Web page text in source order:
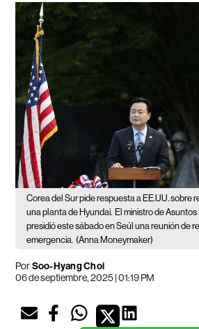
Corea del Sur pide respuesta a EE.UU. sobre
una planta de Hyundai. El ministro de
presidió este sábado en Seúl una reunión de
emergencia. (Anna Moneymaker)
PorSoo-Hyang Choi
06 de septiembre, 2025 | 01:19 PM